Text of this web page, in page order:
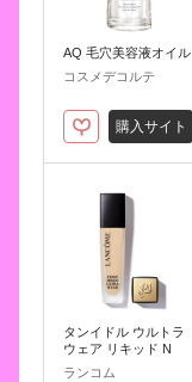
AQ 毛穴美容液オイル
コスメデコルテ
購入サイト
タンイドル ウルトラ
ウェア リキッド N
ランコム